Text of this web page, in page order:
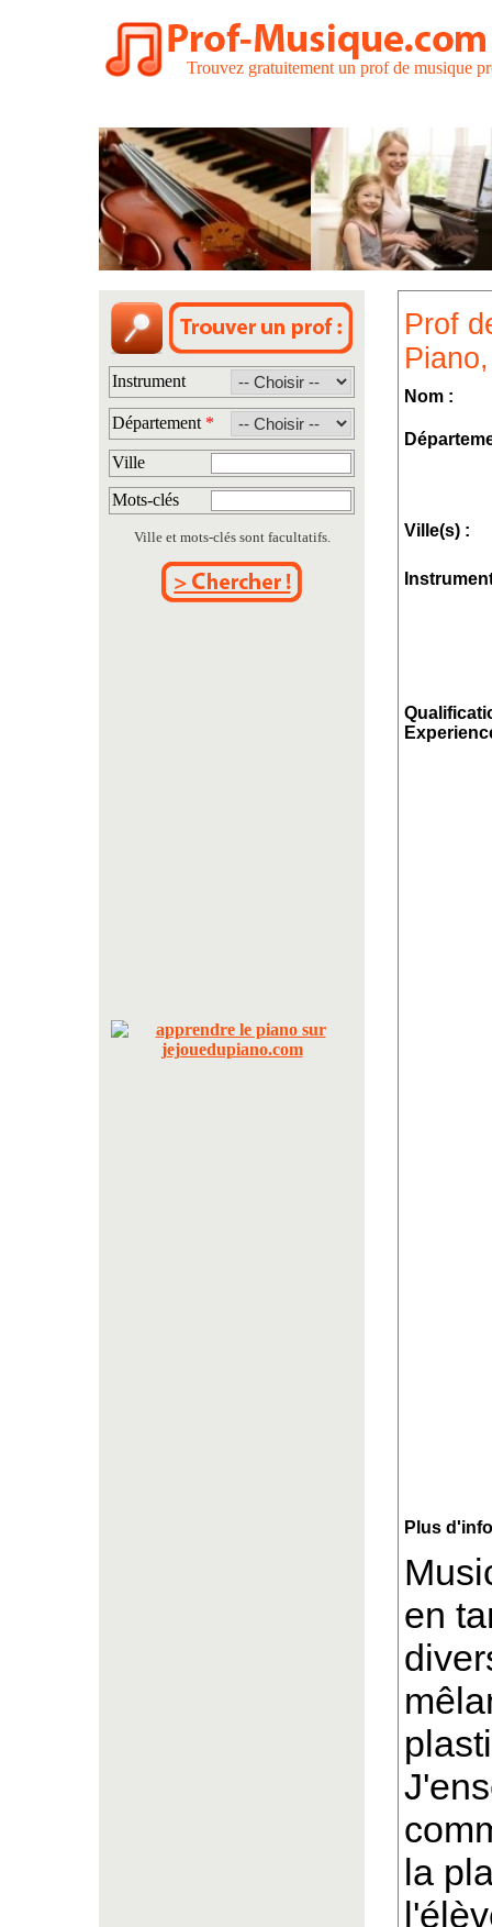
Trouvez gratuitement un prof de musique
Instrument
Département *
Ville
Mots-clés
Ville et mots-clés sont facultatifs.
Prof
Nom :
Ville(s) :
Plus
en
la